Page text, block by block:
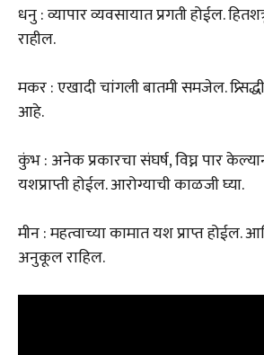
धनु : व्यापार व्यवसायात प्रगती होईल.
राहील.
मकर : एखादी चांगली बातमी समजेल.
आहे.
कुंभ : अनेक प्रकारचा संघर्ष, विघ्न पार
यशप्राप्ती होईल. आरोग्याची काळजी घ्या.
मीन : महत्वाच्या कामात यश प्राप्त होईल.
अनुकूल राहिल.